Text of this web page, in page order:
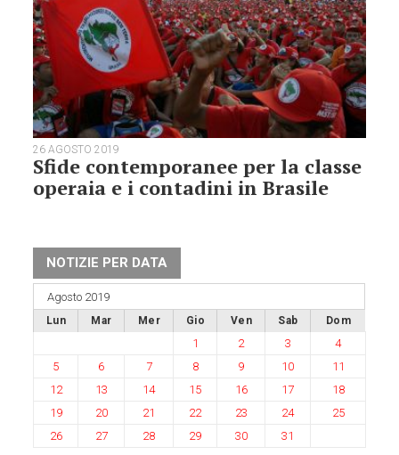
26 AGOSTO 2019
Sfide contemporanee per la classe
operaia e i contadini in Brasile
NOTIZIE PER DATA
Agosto 2019
Lun Mar Mer Gio Ven Sab Dom
1 2 3
4
5
6 7 8 9 10
11
12
13 14 15 16 17
18
19
20 21 22 23 24
25
26
27 28 29 30 31